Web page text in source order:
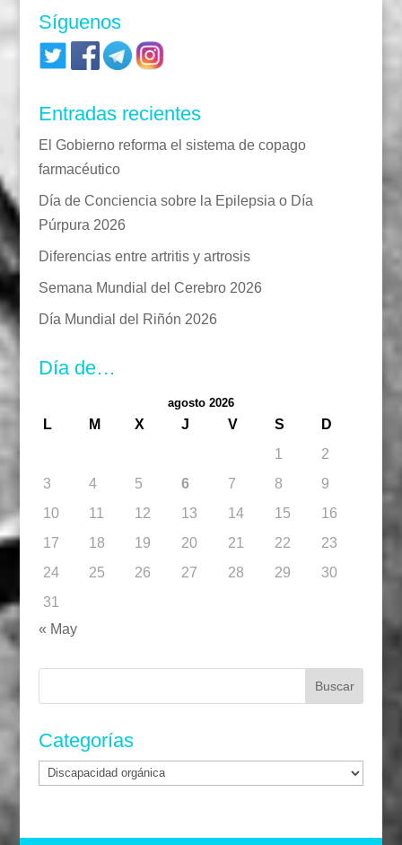
Síguenos
Entradas recientes
El Gobierno reforma el sistema de copago
farmacéutico
Día de Conciencia sobre la Epilepsia o Día
Púrpura 2026
Diferencias entre artritis y artrosis
Semana Mundial del Cerebro 2026
Día Mundial del Riñón 2026
Día de…
agosto 2026
L M X J V S
D
1
2
3
4 5 6 7 8
9
10
11 12 13 14 15
16
17
18 19 20 21 22
23
24
25 26 27 28 29
30
31
« May
Categorías
Categorías